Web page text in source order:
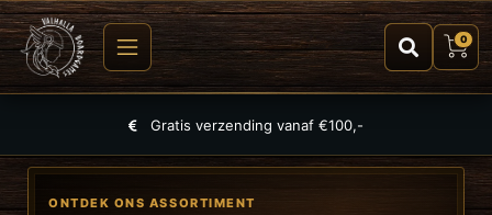
0
Gratis verzending vanaf €100,-
ONTDEK ONS ASSORTIMENT